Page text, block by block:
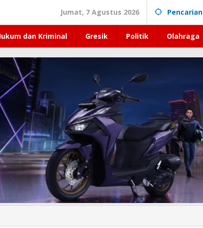
Jumat, 7 Agustus 2026 Pencarian
dan Kriminal Gresik Politik Olahraga